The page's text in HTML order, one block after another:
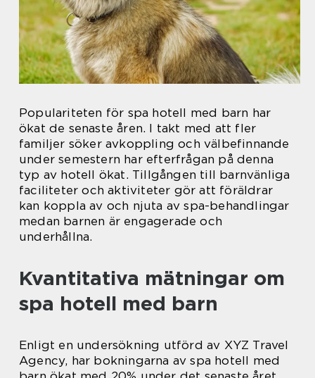
Populariteten för spa hotell med barn har
ökat de senaste åren. I takt med att fler
familjer söker avkoppling och välbefinnande
under semestern har efterfrågan på denna
typ av hotell ökat. Tillgången till barnvänliga
faciliteter och aktiviteter gör att föräldrar
kan koppla av och njuta av spa-behandlingar
medan barnen är engagerade och
underhållna.
Kvantitativa mätningar om
spa hotell med barn
Enligt en undersökning utförd av XYZ Travel
Agency, har bokningarna av spa hotell med